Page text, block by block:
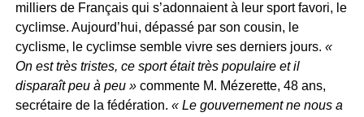
milliers de Français qui s’adonnaient à leur sport favori, le
cyclimse. Aujourd’hui, dépassé par son cousin, le
cyclisme, le cyclimse semble vivre ses derniers jours. «
On est très tristes, ce sport était très populaire et il
disparaît peu à peu »commente M. Mézerette, 48 ans,
secrétaire de la fédération. « Le gouvernement ne nous a